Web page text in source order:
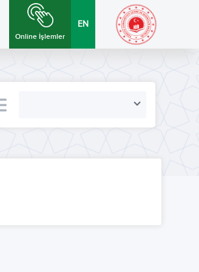
Online İşlemler
EN